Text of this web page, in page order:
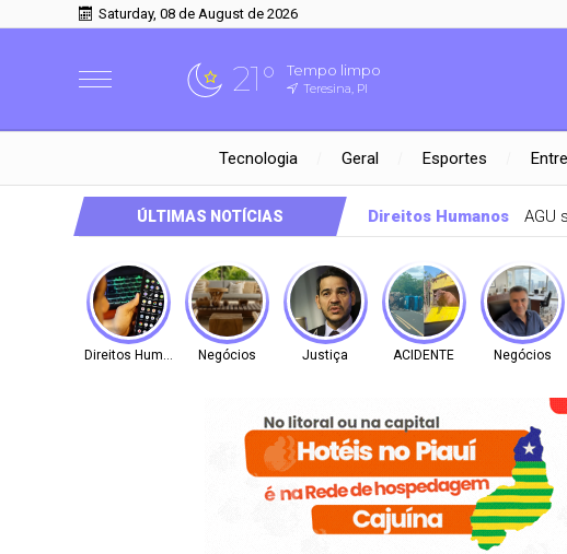
Saturday, 08 de August de 2026
21° Tempo limpo
Teresina, PI
Tecnologia Geral Esportes
ÚLTIMAS NOTÍCIAS Direitos Humanos AGU
Direitos Humanos Negócios Justiça ACIDENTE Negócios